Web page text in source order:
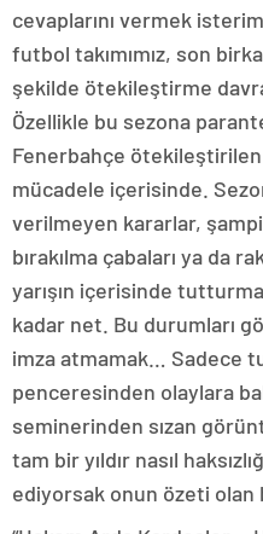
cevaplarını vermek
futbol takımımız, son
şekilde ötekileştirme
Özellikle bu sezona
Fenerbahçe
mücadele içerisinde.
verilmeyen kararlar,
bırakılma çabaları ya da
yarışın içerisinde
kadar net. Bu durumları
imza atmamak… Sadece
penceresinden olaylara
seminerinden sızan
tam bir yıldır nasıl
ediyorsak onun özeti olan